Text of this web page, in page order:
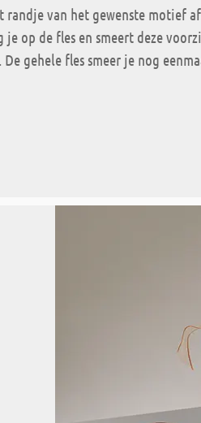
randje van het gewenste motief
op de fles en smeert deze
gehele fles smeer je nog